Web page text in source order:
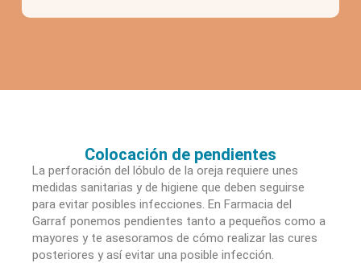
Colocación de pendientes
La perforación del lóbulo de la oreja requiere unes
medidas sanitarias y de higiene que deben seguirse
para evitar posibles infecciones. En Farmacia del
Garraf ponemos pendientes tanto a pequeños como a
mayores y te asesoramos de cómo realizar las cures
posteriores y así evitar una posible infección.